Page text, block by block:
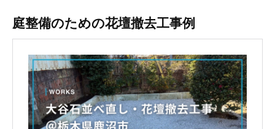
庭整備のための花壇撤去工事例